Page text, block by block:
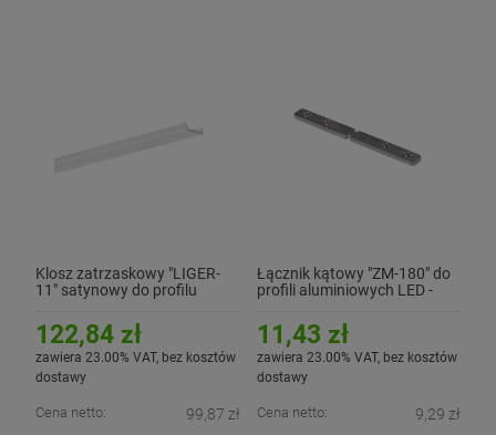
Klosz zatrzaskowy "LIGER-
11" satynowy do profilu
metrów
122,84 zł
zawiera 23.00% VAT, bez kosztów
dostawy
Cena netto: 99,87 zł
Łącznik kątowy "ZM-180" do
profili aluminiowych LED -
11,43 zł
zawiera 23.00% VAT, bez kosztów
dostawy
Cena netto: 9,29 zł